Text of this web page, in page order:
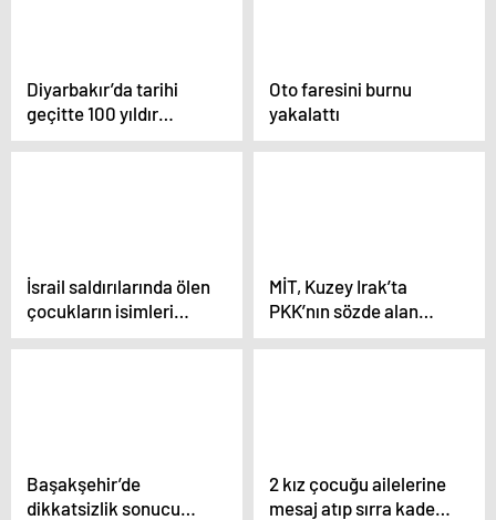
Diyarbakır’da tarihi
geçitte 100 yıldır
baharatçılık yapılıyor
Oto faresini burnu
yakalattı
İsrail saldırılarında ölen
çocukların isimleri
kollarına ve
MİT, Kuzey Irak’ta
PKK’nın sözde alan
sorumlusunu etkisiz
Başakşehir’de
dikkatsizlik sonucu
2 kız çocuğu ailelerine
mesaj atıp sırra kadem